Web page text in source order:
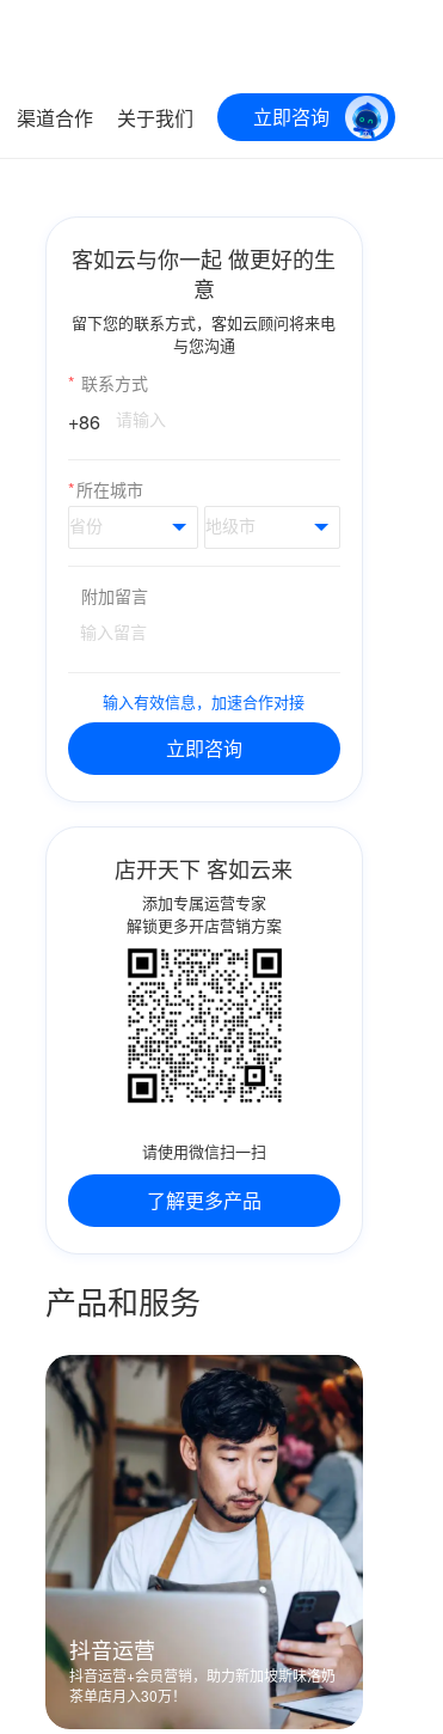
渠道合作 关于我们 立即咨询
客如云与你一起 做更好的生
意
留下您的联系方式，客如云顾问将来电
与您沟通
* 联系方式
+86
*所在城市
附加留言
输入有效信息，加速合作对接
立即咨询
店开天下 客如云来
添加专属运营专家
解锁更多开店营销方案
请使用微信扫一扫
了解更多产品
产品和服务
抖音运营
抖音运营+会员营销，助力新加坡斯味洛奶
茶单店月入30万！